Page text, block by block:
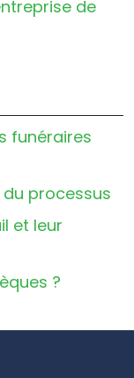
de
funéraires
processus
et leur
?